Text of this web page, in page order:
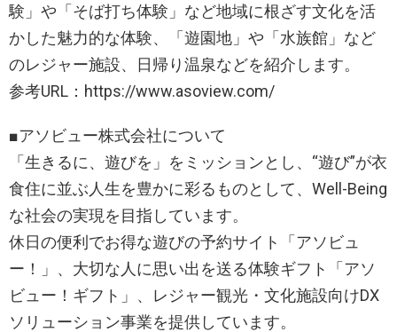
験」や「そば打ち体験」など地域に根ざす文化を活
かした魅力的な体験、「遊園地」や「水族館」など
のレジャー施設、日帰り温泉などを紹介します。
参考URL：https://www.asoview.com/
■アソビュー株式会社について
「生きるに、遊びを」をミッションとし、“遊び”が衣
食住に並ぶ人生を豊かに彩るものとして、Well-Being
な社会の実現を目指しています。
休日の便利でお得な遊びの予約サイト「アソビュ
ー！」、大切な人に思い出を送る体験ギフト「アソ
ビュー！ギフト」、レジャー観光・文化施設向けDX
ソリューション事業を提供しています。